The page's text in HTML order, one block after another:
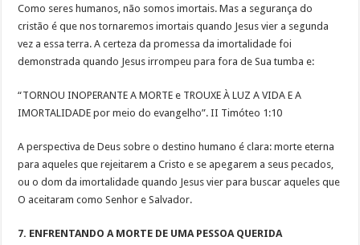
Como seres humanos, não somos imortais. Mas a segurança do
cristão é que nos tornaremos imortais quando Jesus vier a segunda
vez a essa terra. A certeza da promessa da imortalidade foi
demonstrada quando Jesus irrompeu para fora de Sua tumba e:
“TORNOU INOPERANTE A MORTE e TROUXE À LUZ A VIDA E A
IMORTALIDADE por meio do evangelho”. II Timóteo 1:10
A perspectiva de Deus sobre o destino humano é clara: morte eterna
para aqueles que rejeitarem a Cristo e se apegarem a seus pecados,
ou o dom da imortalidade quando Jesus vier para buscar aqueles que
O aceitaram como Senhor e Salvador.
7. ENFRENTANDO A MORTE DE UMA PESSOA QUERIDA